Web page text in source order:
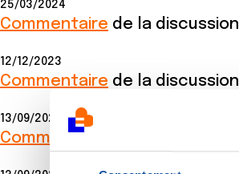
25/03/2024
Commentaire de la discussion
12/12/2023
Commentaire de la discussion
13/09/2023
Commentaire